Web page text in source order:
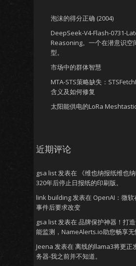
泡沫的得分正确 (2004)
DeepSeek-V4-Flash-0731-
Reasoning。一个在潜意识空
型。
市场中的群体智慧
MTA-STS策略缺失：
含义及如何修复
太阳能供电的LoRa
近期评论
gsa list发表在
《维也纳报纸维也
320年后停止日报纸的印刷版。
link building发表在 OpenAI：微软
事件后要求改变
gsa list发表在 品牌保护神器！打
能监测，NameAlerts.io助您畅享
Jeena 发表在 离线的llama3将更正
务器-我之前并不知道。